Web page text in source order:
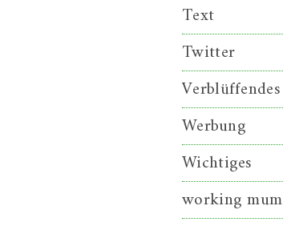
Text
Twitter
Verblüffendes
Werbung
Wichtiges
working mum